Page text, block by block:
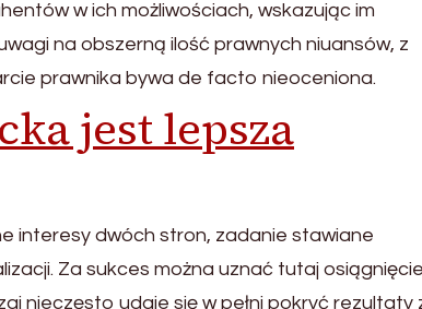
w ich możliwościach, wskazując im
na obszerną ilość prawnych niuansów, z
prawnika bywa de facto nieoceniona.
jest lepsza
interesy dwóch stron, zadanie stawiane
Za sukces można uznać tutaj osiągnięcie
nieczęsto udaje się w pełni pokryć rezultaty